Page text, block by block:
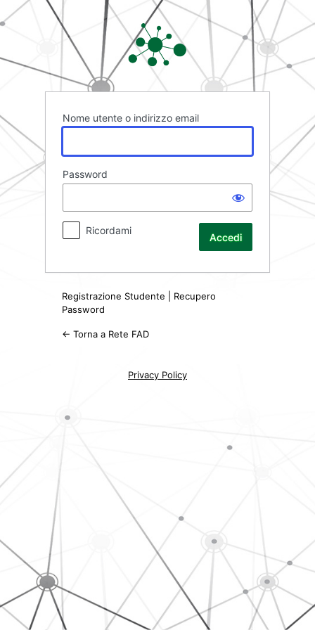
Accedi
Rete FAD
Nome utente o indirizzo email
Password
Ricordami
Registrazione Studente
Recupero
Password
← Torna a Rete FAD
Privacy Policy